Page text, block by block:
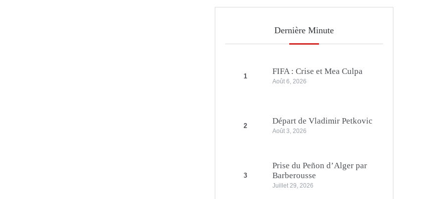
Dernière Minute
1
FIFA : Crise et Mea Culpa
Août 6, 2026
2
Départ de Vladimir Petkovic
Août 3, 2026
3
Prise du Peñon d’Alger par
Barberousse
Juillet 29, 2026